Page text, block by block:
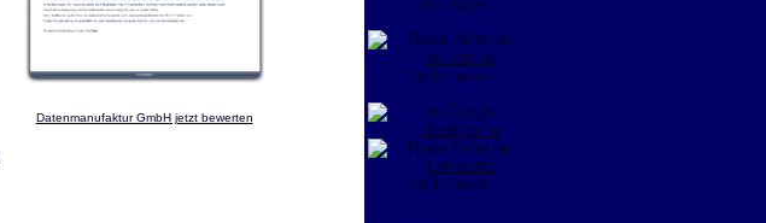
Datenmanufaktur GmbH jetzt bewerten